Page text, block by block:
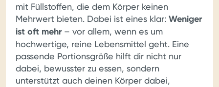
mit Füllstoffen, die dem Körper keinen
Mehrwert bieten. Dabei ist eines klar: Weniger
ist oft mehr – vor allem, wenn es um
hochwertige, reine Lebensmittel geht. Eine
passende Portionsgröße hilft dir nicht nur
dabei, bewusster zu essen, sondern
unterstützt auch deinen Körper dabei,